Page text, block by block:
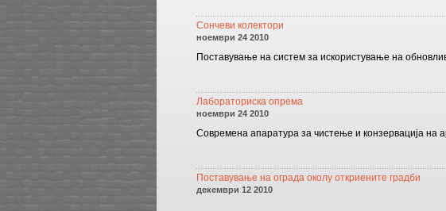
Сончеви колектори
ноември 24 2010
Поставување на систем за искористување на
Лабораториска опрема
ноември 24 2010
Современа апаратура за чистење и конзервација на
Поставување на ограда околу откриените градби
декември 12 2010